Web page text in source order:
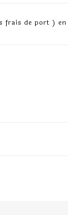
frais de port ) en